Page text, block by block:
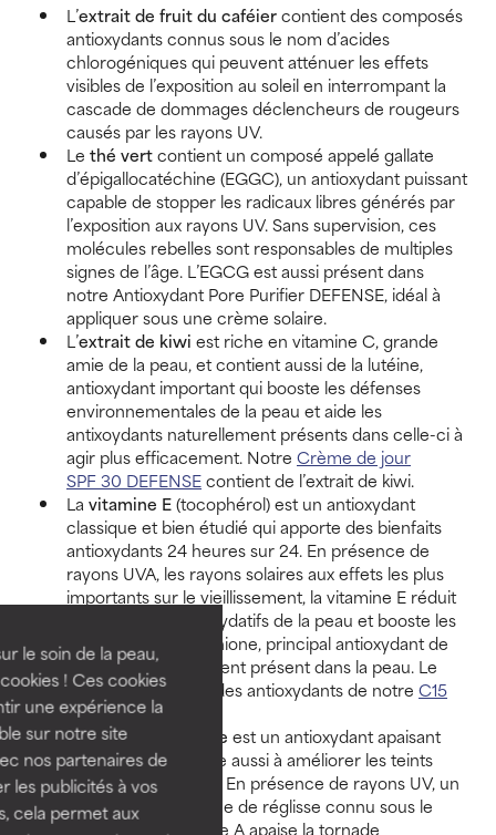
le soin de la peau,
! Ces cookies
une expérience la
sur notre site
nos partenaires de
les publicités à vos
cela permet aux
L’extrait de fruit du caféiercontient des composés
antioxydants connus sous le nom d’acides
chlorogéniques qui peuvent atténuer les effets
visibles de l’exposition au soleil en interrompant la
cascade de dommages déclencheurs de rougeurs
causés par les rayons UV.
Le thé vertcontient un composé appelé gallate
d’épigallocatéchine (EGGC), un antioxydant puissant
capable de stopper les radicaux libres générés par
l’exposition aux rayons UV. Sans supervision, ces
molécules rebelles sont responsables de multiples
signes de l’âge. L’EGCG est aussi présent dans
notre Antioxydant Pore Purifier DEFENSE, idéal à
appliquer sous une crème solaire.
L’extrait de kiwi est riche en vitamine C, grande
amie de la peau, et contient aussi de la lutéine,
antioxydant important qui booste les défenses
environnementales de la peau et aide les
antixoydants naturellement présents dans celle-ci à
agir plus efficacement. Notre Crème de jour
SPF 30 DEFENSEcontient de l’extrait de kiwi.
La vitamine E(tocophérol) est un antioxydant
classique et bien étudié qui apporte des bienfaits
antioxydants 24 heures sur 24. En présence de
rayons UVA, les rayons solaires aux effets les plus
importants sur le vieillissement, la vitamine E réduit
les sous-produits oxydatifs de la peau et booste les
bénéfices du glutathione, principal antioxydant de
l’organisme, également présent dans la peau. Le
tocophérol est l’un des antioxydants de notre C15
Super BOOSTER
Laracine de réglisse est un antioxydant apaisant
pour la peau qui aide aussi à améliorer les teints
ternes et irréguliers. En présence de rayons UV, un
composé de la racine de réglisse connu sous le
nom de licochalcone A apaise la tornade